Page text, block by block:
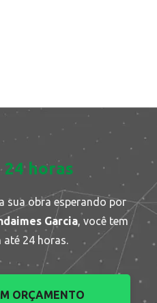
horas
sua obra esperando por
Garcia , você tem
24 horas.
ORÇAMENTO